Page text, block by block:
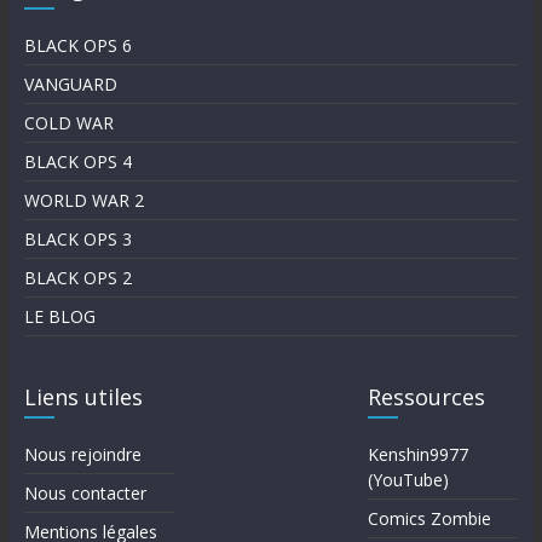
BLACK OPS 6
VANGUARD
COLD WAR
BLACK OPS 4
WORLD WAR 2
BLACK OPS 3
BLACK OPS 2
LE BLOG
Liens utiles
Nous rejoindre
Nous contacter
Mentions légales
Ressources
Kenshin9977
(YouTube)
Comics Zombie